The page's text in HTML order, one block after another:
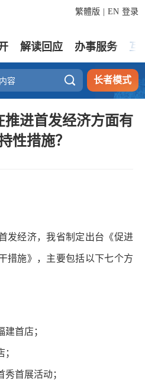
登录
繁體版 EN
解读回应 办事服务 互
 长者模式
推进首发经济方面有
性措施？
经济，我省制定出台《促进
措施》，主要包括以下七个方
首店；
首展活动；